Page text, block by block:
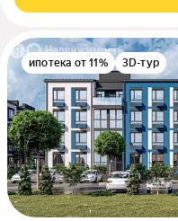
ипотека от 11% 3D-тур